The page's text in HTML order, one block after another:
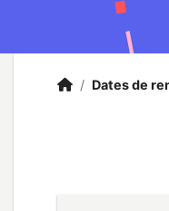
Accueil
Accueil
/ Dates de